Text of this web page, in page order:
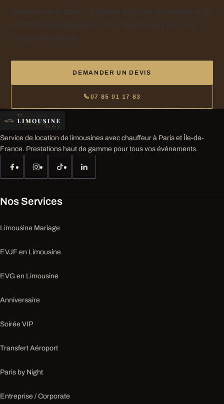
DEMANDER UN DEVIS
07 85 01 17 83
Service de location de limousines avec chauffeur à Paris et Île-de-
France. Prestations haut de gamme pour tous vos événements.
Nos Services
Limousine Mariage
EVJF en Limousine
EVG en Limousine
Anniversaire
Soirée VIP
Transfert Aéroport
Paris by Night
Entreprise / Corporate